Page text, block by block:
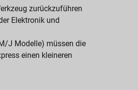
zurückzuführen
Elektronik und
J Modelle) müssen die
einen kleineren